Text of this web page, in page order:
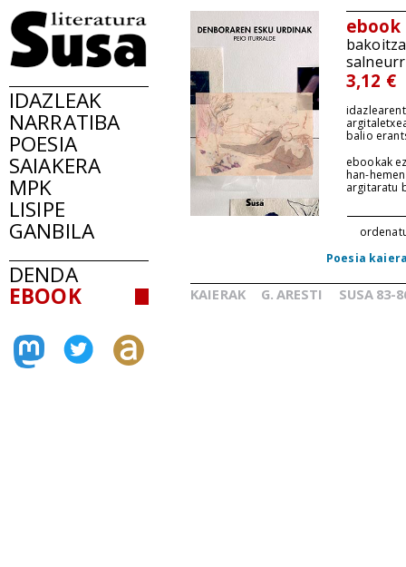
IDAZLEAK
NARRATIBA
POESIA
SAIAKERA
MPK
LISIPE
GANBILA
DENDA
EBOOK
ebook
3,12 €
balio
ebookak
han-
argitaratu
Poesia
KAIERAK G. ARESTI SUSA 83-